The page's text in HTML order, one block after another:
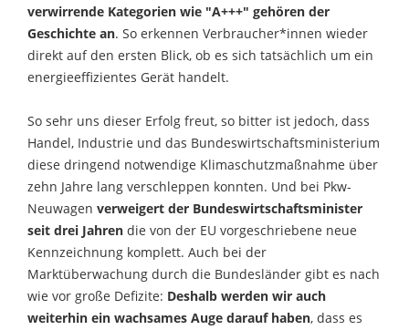
verwirrende Kategorien wie "A+++" gehören der
Geschichte an. So erkennen Verbraucher*innen wieder
direkt auf den ersten Blick, ob es sich tatsächlich um ein
energieeffizientes Gerät handelt.
So sehr uns dieser Erfolg freut, so bitter ist jedoch, dass
Handel, Industrie und das Bundeswirtschaftsministerium
diese dringend notwendige Klimaschutzmaßnahme über
zehn Jahre lang verschleppen konnten. Und bei Pkw-
Neuwagen verweigert der Bundeswirtschaftsminister
seit drei Jahren die von der EU vorgeschriebene neue
Kennzeichnung komplett. Auch bei der
Marktüberwachung durch die Bundesländer gibt es nach
wie vor große Defizite: Deshalb werden wir auch
weiterhin ein wachsames Auge darauf haben, dass es